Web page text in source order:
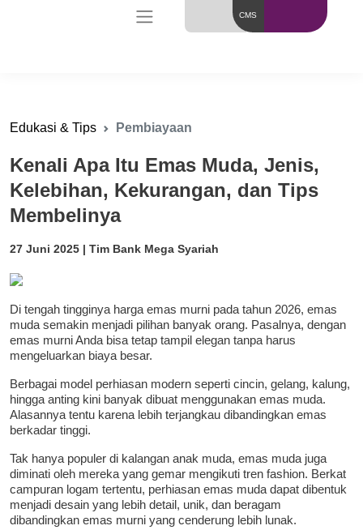
CMS
Edukasi & Tips Pembiayaan
Kenali Apa Itu Emas Muda, Jenis,
Kelebihan, Kekurangan, dan Tips
Membelinya
27 Juni 2025 | Tim Bank Mega Syariah
Di tengah tingginya harga emas murni pada tahun 2026, emas
muda semakin menjadi pilihan banyak orang. Pasalnya, dengan
emas murni Anda bisa tetap tampil elegan tanpa harus
mengeluarkan biaya besar.
Berbagai model perhiasan modern seperti cincin, gelang, kalung,
hingga anting kini banyak dibuat menggunakan emas muda.
Alasannya tentu karena lebih terjangkau dibandingkan emas
berkadar tinggi.
Tak hanya populer di kalangan anak muda, emas muda juga
diminati oleh mereka yang gemar mengikuti tren fashion. Berkat
campuran logam tertentu, perhiasan emas muda dapat dibentuk
menjadi desain yang lebih detail, unik, dan beragam
dibandingkan emas murni yang cenderung lebih lunak.